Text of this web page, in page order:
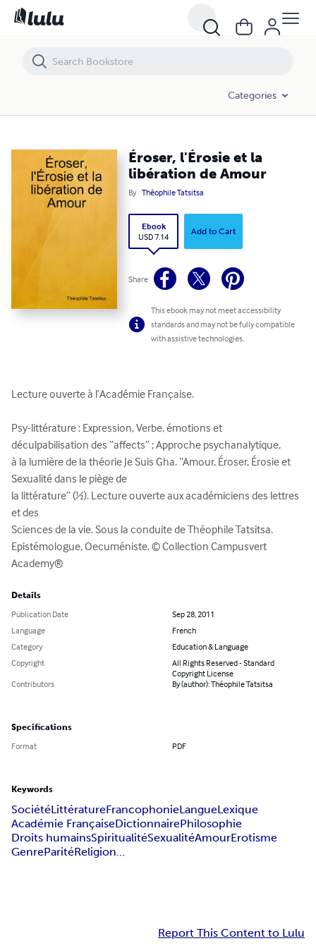
Categories
Éroser, l'Érosie et la
libération de Amour
By Théophile Tatsitsa
Ebook
USD 7.14
Add to Cart
Share
This ebook may not meet accessibility
standards and may not be fully compatible
with assistive technologies.
Lecture ouverte à l’Académie Française.
Psy-littérature : Expression, Verbe, émotions et
déculpabilisation des ‘‘affects’’ ; Approche psychanalytique,
à la lumière de la théorie Je Suis Gha. ‘‘Amour, Éroser, Érosie et
Sexualité dans le piège de
la littérature’’ (½). Lecture ouverte aux académiciens des lettres
et des
Sciences de la vie. Sous la conduite de Théophile Tatsitsa.
Epistémologue, Oecuméniste. © Collection Campusvert
Academy®
Details
Publication Date
Sep 28, 2011
Language
French
Category
Education & Language
Copyright
All Rights Reserved - Standard
Copyright License
Contributors
By (author): Théophile Tatsitsa
Specifications
Format PDF
Keywords
SociétéLittératureFrancophonieLangueLexique
Académie FrançaiseDictionnairePhilosophie
Droits humainsSpiritualitéSexualitéAmourErotisme
GenreParitéReligion…
Report This Content to Lulu
Éroser, l'Érosie et la libération de Amour